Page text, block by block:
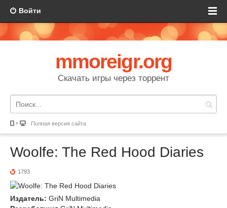
Войти
mmoreigr.org
Скачать игры через торрент
Полная версия сайта
Woolfe: The Red Hood Diaries
1793
Издатель: GriN Multimedia